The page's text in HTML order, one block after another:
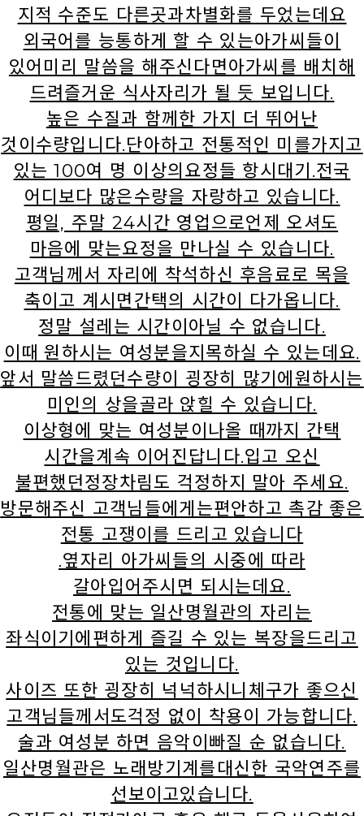
지적 수준도 다른곳과차별화를 두었는데요
외국어를 능통하게 할 수 있는아가씨들이
있어미리 말씀을 해주신다면아가씨를 배치해
드려즐거운 식사자리가 될 듯 보입니다.
높은 수질과 함께한 가지 더 뛰어난
것이수량입니다.단아하고 전통적인 미를가지고
있는 100여 명 이상의요정들 항시대기.전국
어디보다 많은수량을 자랑하고 있습니다.
평일, 주말 24시간 영업으로언제 오셔도
마음에 맞는요정을 만나실 수 있습니다.
고객님께서 자리에 착석하신 후음료로 목을
축이고 계시면간택의 시간이 다가옵니다.
정말 설레는 시간이아닐 수 없습니다.
이때 원하시는 여성분을지목하실 수 있는데요.
앞서 말씀드렸던수량이 굉장히 많기에원하시는
미인의 상을골라 앉힐 수 있습니다.
이상형에 맞는 여성분이나올 때까지 간택
시간을계속 이어진답니다.입고 오신
불편했던정장차림도 걱정하지 말아 주세요.
방문해주신 고객님들에게는편안하고 촉감 좋은
전통 고쟁이를 드리고 있습니다
.옆자리 아가씨들의 시중에 따라
갈아입어주시면 되시는데요.
전통에 맞는 일산명월관의 자리는
좌식이기에편하게 즐길 수 있는 복장을드리고
있는 것입니다.
사이즈 또한 굉장히 넉넉하시니체구가 좋으신
고객님들께서도걱정 없이 착용이 가능합니다.
술과 여성분 하면 음악이빠질 순 없습니다.
일산명월관은 노래방기계를대신한 국악연주를
선보이고있습니다.